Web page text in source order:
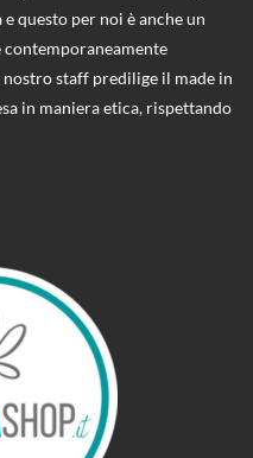
questo per noi è anche un
staff predilige il made in
in maniera etica, rispettando